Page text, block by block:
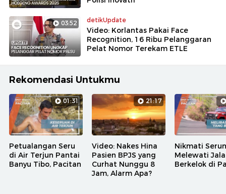
03:52 detikUpdate
Video: Korlantas Pakai Face
Recognition, 16 Ribu Pelanggaran
Pelat Nomor Terekam ETLE
Rekomendasi Untukmu
01:31
Petualangan Seru
di Air Terjun Pantai
Banyu Tibo, Pacitan
21:17
Video: Nakes Hina
Pasien BPJS yang
Curhat Nunggu 8
Jam, Alarm Apa?
Nikmati
Melewati
Berkelok di